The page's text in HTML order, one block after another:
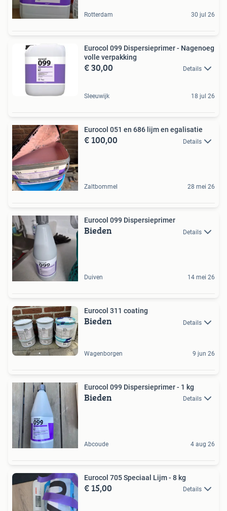
Rotterdam 30 jul 26
Eurocol 099 Dispersieprimer - Nagenoeg
volle verpakking
€ 30,00 Details
Sleeuwijk 18 jul 26
Eurocol 051 en 686 lijm en egalisatie
€ 100,00 Details
Zaltbommel 28 mei 26
Eurocol 099 Dispersieprimer
Bieden Details
Duiven 14 mei 26
Eurocol 311 coating
Bieden Details
Wagenborgen 9 jun 26
Eurocol 099 Dispersieprimer - 1 kg
Bieden Details
Abcoude 4 aug 26
Eurocol 705 Speciaal Lijm - 8 kg
€ 15,00 Details